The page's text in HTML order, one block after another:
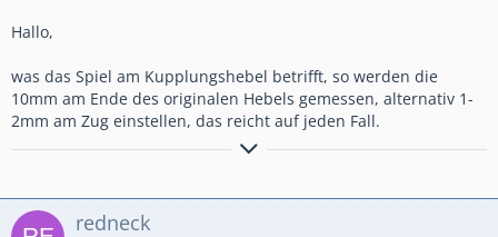
Hallo,
was das Spiel am Kupplungshebel betrifft, so werden die
10mm am Ende des originalen Hebels gemessen, alternativ 1-
2mm am Zug einstellen, das reicht auf jeden Fall.
Grüße von Stefan D. aus W., the home of cloudbursts!
redneck